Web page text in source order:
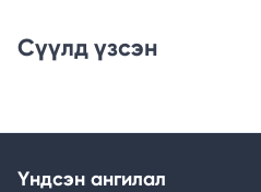
Сүүлд үзсэн
Үндсэн ангилал